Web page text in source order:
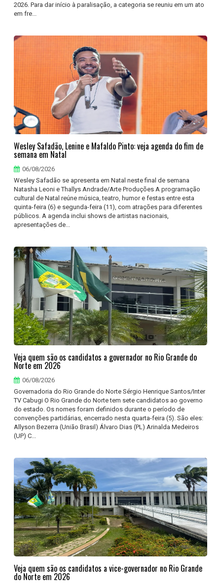
2026. Para dar início à paralisação, a categoria se reuniu em um ato
em fre...
Wesley Safadão, Lenine e Mafaldo Pinto: veja agenda do fim de
semana em Natal
06/08/2026
Wesley Safadão se apresenta em Natal neste final de semana
Natasha Leoni e Thallys Andrade/Arte Produções A programação
cultural de Natal reúne música, teatro, humor e festas entre esta
quinta-feira (6) e segunda-feira (11), com atrações para diferentes
públicos. A agenda inclui shows de artistas nacionais,
apresentações de...
Veja quem são os candidatos a governador no Rio Grande do
Norte em 2026
06/08/2026
Governadoria do Rio Grande do Norte Sérgio Henrique Santos/Inter
TV Cabugi O Rio Grande do Norte tem sete candidatos ao governo
do estado. Os nomes foram definidos durante o período de
convenções partidárias, encerrado nesta quarta-feira (5). São eles:
Allyson Bezerra (União Brasil) Álvaro Dias (PL) Arinalda Medeiros
(UP) C...
Veja quem são os candidatos a vice-governador no Rio Grande
do Norte em 2026